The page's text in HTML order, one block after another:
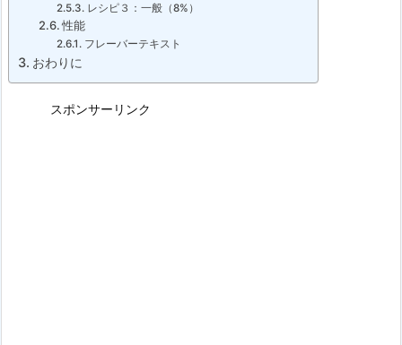
レシピ３：一般（8%）
性能
フレーバーテキスト
おわりに
スポンサーリンク